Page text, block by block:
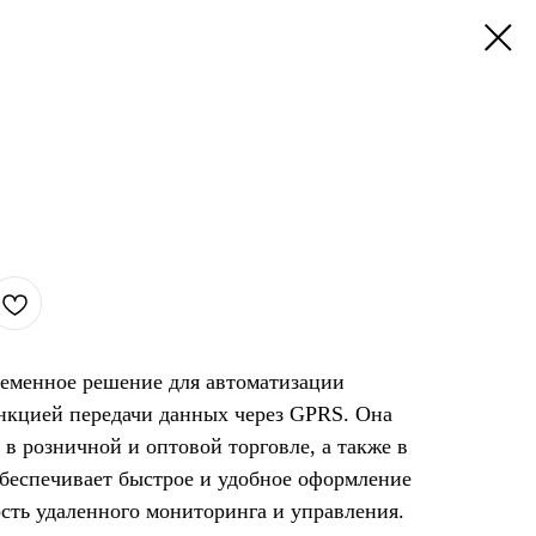
решение для автоматизации
передачи данных через GPRS. Она
розничной и оптовой торговле, а также в
быстрое и удобное оформление
удаленного мониторинга и управления.